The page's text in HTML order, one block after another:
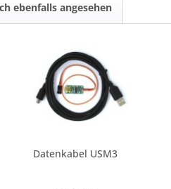
ebenfalls angesehen
Datenkabel USM3